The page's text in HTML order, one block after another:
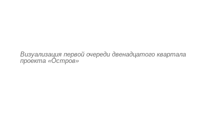
Визуализация первой очереди двенадцатого квартала
проекта «Остров»